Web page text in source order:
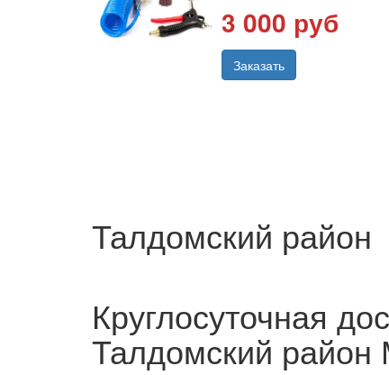
3 000 руб
Заказать
Талдомский район
Круглосуточная
Талдомский